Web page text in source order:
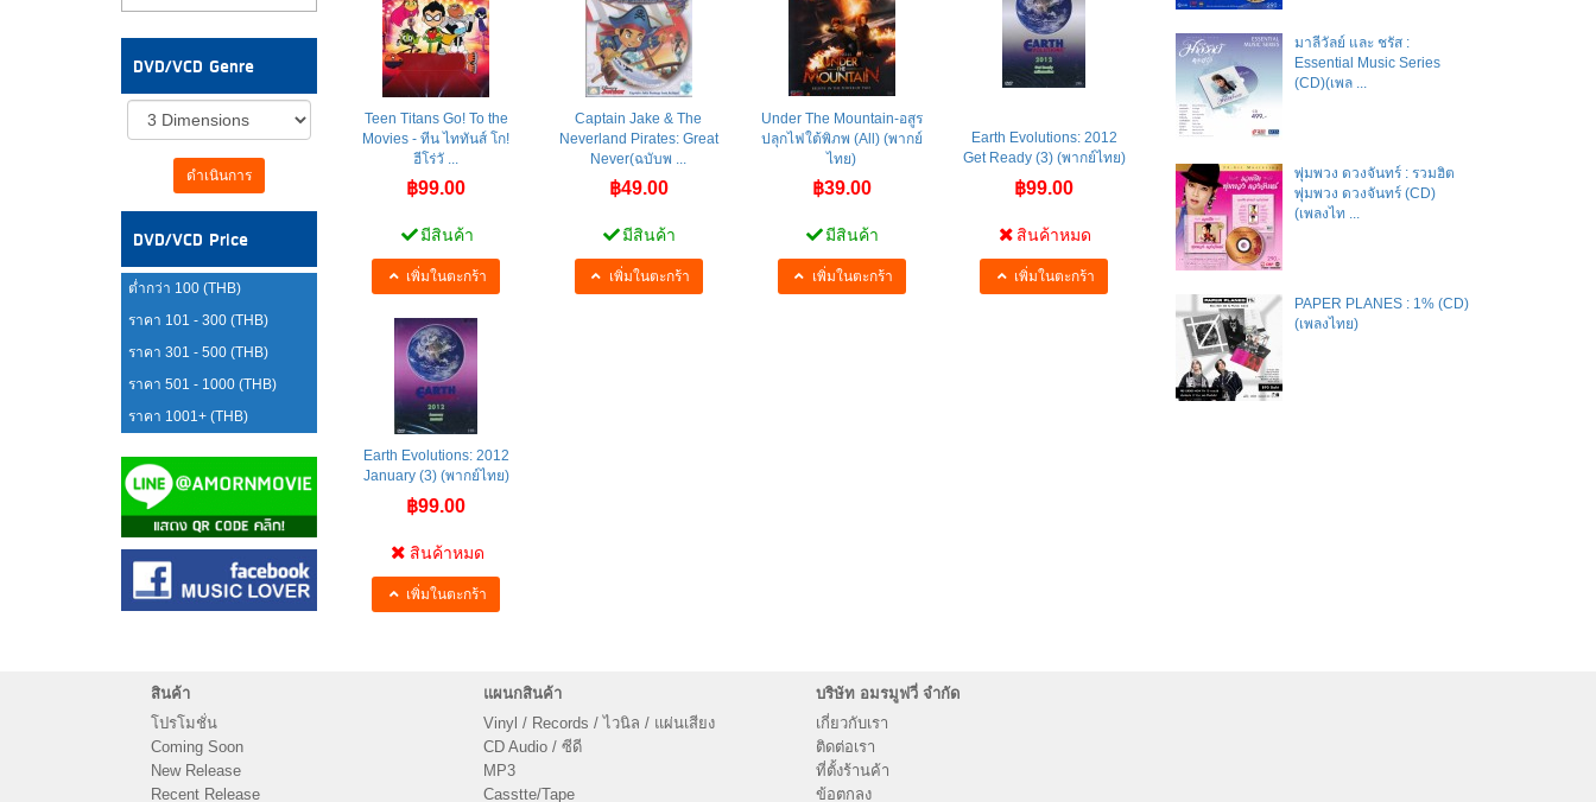
DVD/VCD Genre
ดำเนินการ
DVD/VCD Price
ต่ำกว่า 100 (THB)
ราคา 101 - 300 (THB)
ราคา 301 - 500 (THB)
ราคา 501 - 1000 (THB)
ราคา 1001+ (THB)
Teen Titans Go! To the
Movies - ทีน ไททันส์ โก!
ฮีโร่วั ...
฿99.00
มีสินค้า
เพิ่มในตะกร้า
Captain Jake & The
Neverland Pirates: Great
Never(ฉบับพ ...
฿49.00
มีสินค้า
เพิ่มในตะกร้า
Under The Mountain-อสูร
ปลุกไฟใต้พิภพ (All) (พากย์
ไทย)
฿39.00
มีสินค้า
เพิ่มในตะกร้า
Earth Evolutions: 2012
Get Ready (3) (พากย์ไทย)
฿99.00
สินค้าหมด
เพิ่มในตะกร้า
Earth Evolutions: 2012
January (3) (พากย์ไทย)
฿99.00
สินค้าหมด
เพิ่มในตะกร้า
มาลีวัลย์​ และ​ ชรัส​ :
Essential Music Series
(CD)(เพล ...
พุ่มพวง ดวงจันทร์ : รวมฮิต
พุ่มพวง ดวงจันทร์ (CD)
(เพลงไท ...
PAPER PLANES : 1% (CD)
(เพลงไทย)
สินค้า
โปรโมชั่น
Coming Soon
New Release
Recent Release
แผนกสินค้า
Vinyl / Records / ไวนิล / แผ่นเสียง
CD Audio / ซีดี
MP3
Casstte/Tape
บริษัท อมรมูฟวี่ จำกัด
เกี่ยวกับเรา
ติดต่อเรา
ที่ตั้งร้านค้า
ข้อตกลง